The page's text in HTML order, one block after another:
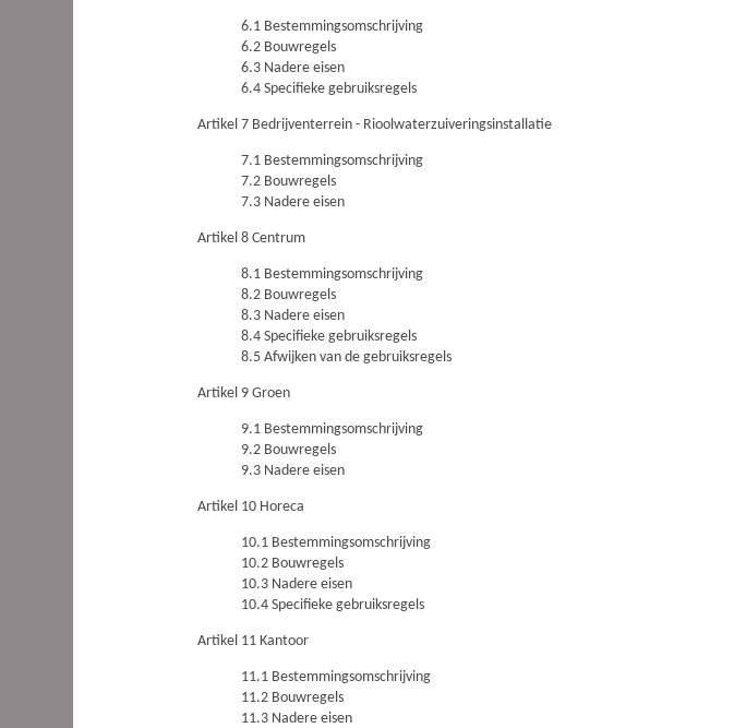
6.1 Bestemmingsomschrijving
6.2 Bouwregels
6.3 Nadere eisen
6.4 Specifieke gebruiksregels
Artikel 7 Bedrijventerrein - Rioolwaterzuiveringsinstallatie
7.1 Bestemmingsomschrijving
7.2 Bouwregels
7.3 Nadere eisen
Artikel 8 Centrum
8.1 Bestemmingsomschrijving
8.2 Bouwregels
8.3 Nadere eisen
8.4 Specifieke gebruiksregels
8.5 Afwijken van de gebruiksregels
Artikel 9 Groen
9.1 Bestemmingsomschrijving
9.2 Bouwregels
9.3 Nadere eisen
Artikel 10 Horeca
10.1 Bestemmingsomschrijving
10.2 Bouwregels
10.3 Nadere eisen
10.4 Specifieke gebruiksregels
Artikel 11 Kantoor
11.1 Bestemmingsomschrijving
11.2 Bouwregels
11.3 Nadere eisen